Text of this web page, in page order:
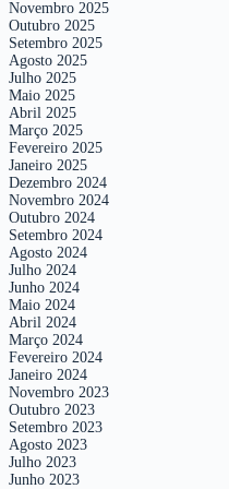
Novembro 2025
Outubro 2025
Setembro 2025
Agosto 2025
Julho 2025
Maio 2025
Abril 2025
Março 2025
Fevereiro 2025
Janeiro 2025
Dezembro 2024
Novembro 2024
Outubro 2024
Setembro 2024
Agosto 2024
Julho 2024
Junho 2024
Maio 2024
Abril 2024
Março 2024
Fevereiro 2024
Janeiro 2024
Novembro 2023
Outubro 2023
Setembro 2023
Agosto 2023
Julho 2023
Junho 2023